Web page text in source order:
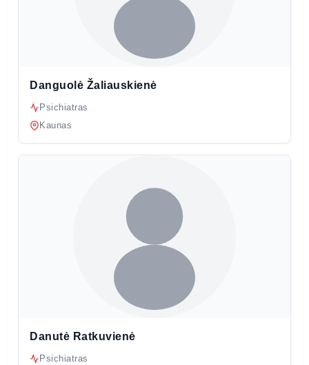
Danguolė Žaliauskienė
Psichiatras
Kaunas
Danutė Ratkuvienė
Psichiatras